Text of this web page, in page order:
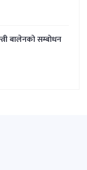
बालेनको सम्बोधन